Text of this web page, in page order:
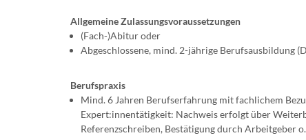
Allgemeine Zulassungsvoraussetzungen
(Fach-)Abitur oder
Abgeschlossene, mind. 2-jährige Berufsausbildung
Berufspraxis
Mind. 6 Jahren Berufserfahrung mit fachlichem
Expert:innentätigkeit: Nachweis erfolgt über
Referenzschreiben, Bestätigung durch Arbeitgeber